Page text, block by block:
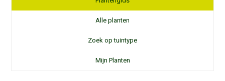
Alle planten
Zoek op tuintype
Mijn Planten